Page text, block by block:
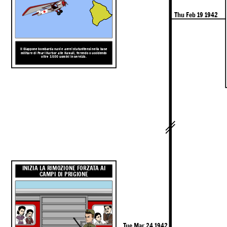
INIZIA LA RIMOZIONE FORZATA AI
CAMPI DI PRIGIONE
Il Giappone bombarda navi e aerei statunitensi nella base
militare di Pearl Harbor alle Hawaii, ferendo o uccidendo
oltre 3.500 uomini in servizio.
Thu Feb 19 1942